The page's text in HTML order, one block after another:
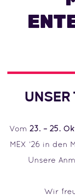
Vom 23. – 25.
MEX ’26 in den
Unsere
Wir